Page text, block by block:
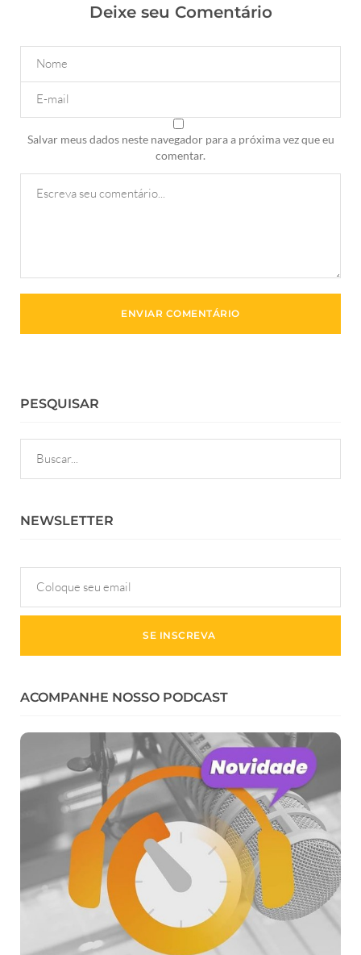
Deixe seu Comentário
Salvar meus dados neste navegador para a próxima vez que eu
comentar.
PESQUISAR
NEWSLETTER
ACOMPANHE NOSSO PODCAST